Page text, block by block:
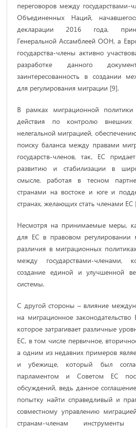
переговоров между государствами-
Объединенных Наций,
декларации 2016 года,
Генеральной Ассамблеей ООН, а
государства-члены активно
разработке данного
заинтересованность в создании
для регулирования миграции [9].
В рамках миграционной политики
действия по контролю
нелегальной миграцией,
поиску баланса между правами
государств-членов, так, ЕС
развитию и стабилизации в
смысле, работая в тесном
странами на востоке и юге и
странах, желающих стать членами ЕС
Несмотря на принимаемые меры,
для ЕС в правовом регулировании
различия в миграционных
между государствами-членами,
создание единой и улучшенной
системы.
С другой стороны – влияние
на миграционное законодательство
которое затрагивает различные
ЕС, в том числе первичное,
а одним из недавних примеров
и убежище, который был
парламентом и Советом ЕС
обсуждений, ведь данное
попытку найти справедливый и
совместному управлению
странам-членам